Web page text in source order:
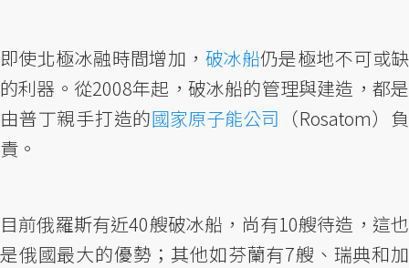
即使北極冰融時間增加， 破冰船仍是極地不可或缺
的利器。從2008年起，破冰船的管理與建造，都是
由普丁親手打造的國家原子能公司 （Rosatom）負
責。
目前俄羅斯有近40艘破冰船，尚有10艘待造，這也
是俄國最大的優勢；其他如芬蘭有7艘、瑞典和加